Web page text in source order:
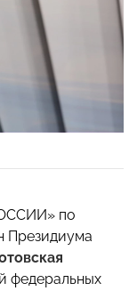
по
Президиума
федеральных